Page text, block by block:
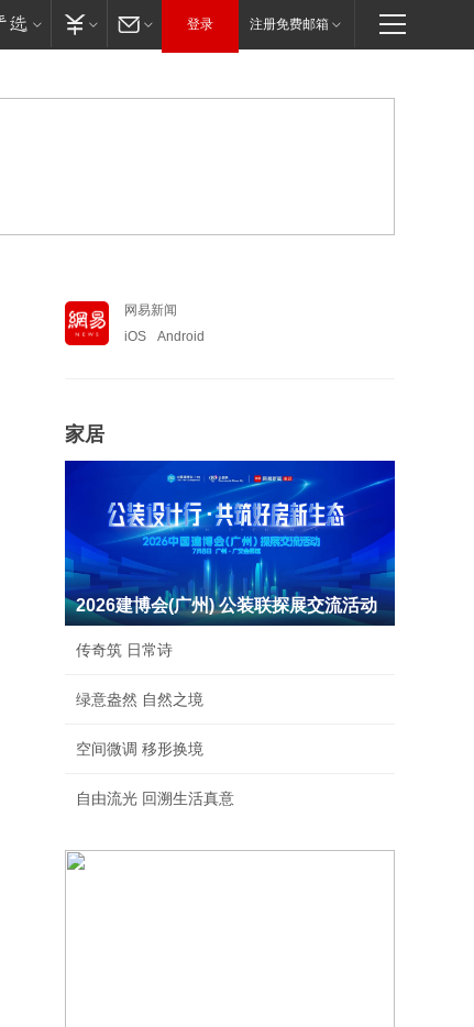
登录 注册免费邮箱
网易新闻
iOS
Android
家居
2026建博会(广州) 公装联探展交流活动
传奇筑 日常诗
绿意盎然 自然之境
空间微调 移形换境
自由流光 回溯生活真意